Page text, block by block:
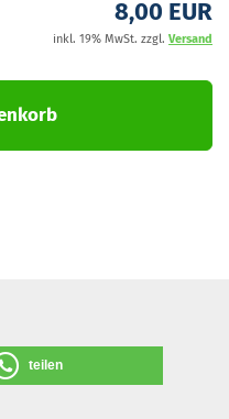
8,00 EUR
inkl. 19% MwSt. zzgl. Versand
teilen